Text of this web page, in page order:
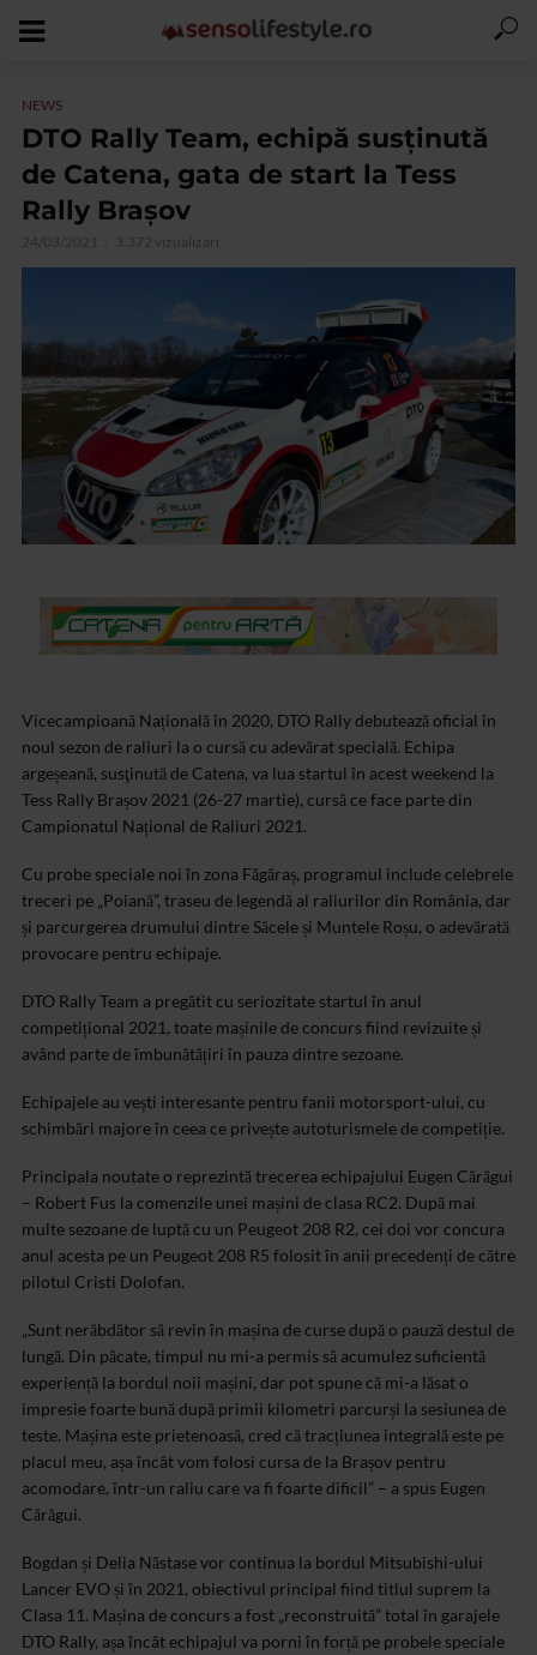
NEWS
DTO Rally Team, echipă susţinută
de Catena, gata de start la Tess
Rally Brașov
24/03/2021 3.372 vizualizari
Vicecampioană Națională în 2020, DTO Rally debutează oficial în
noul sezon de raliuri la o cursă cu adevărat specială. Echipa
argeșeană, susţinută de Catena, va lua startul în acest weekend la
Tess Rally Brașov 2021 (26-27 martie), cursă ce face parte din
Campionatul Național de Raliuri 2021.
Cu probe speciale noi în zona Făgăraș, programul include celebrele
treceri pe „Poiană”, traseu de legendă al raliurilor din România, dar
și parcurgerea drumului dintre Săcele și Muntele Roșu, o adevărată
provocare pentru echipaje.
DTO Rally Team a pregătit cu seriozitate startul în anul
competițional 2021, toate mașinile de concurs fiind revizuite și
având parte de îmbunătățiri în pauza dintre sezoane.
Echipajele au vești interesante pentru fanii motorsport-ului, cu
schimbări majore în ceea ce privește autoturismele de competiție.
Principala noutate o reprezintă trecerea echipajului Eugen Cărăgui
– Robert Fus la comenzile unei mașini de clasa RC2. După mai
multe sezoane de luptă cu un Peugeot 208 R2, cei doi vor concura
anul acesta pe un Peugeot 208 R5 folosit în anii precedenți de către
pilotul Cristi Dolofan.
„Sunt nerăbdător să revin în mașina de curse după o pauză destul de
lungă. Din păcate, timpul nu mi-a permis să acumulez suficientă
experiență la bordul noii mașini, dar pot spune că mi-a lăsat o
impresie foarte bună după primii kilometri parcurși la sesiunea de
teste. Mașina este prietenoasă, cred că tracțiunea integrală este pe
placul meu, așa încât vom folosi cursa de la Brașov pentru
acomodare, într-un raliu care va fi foarte dificil” – a spus Eugen
Cărăgui.
Bogdan și Delia Năstase vor continua la bordul Mitsubishi-ului
Lancer EVO și în 2021, obiectivul principal fiind titlul suprem la
Clasa 11. Mașina de concurs a fost „reconstruită” total în garajele
DTO Rally, așa încât echipajul va porni în forță pe probele speciale